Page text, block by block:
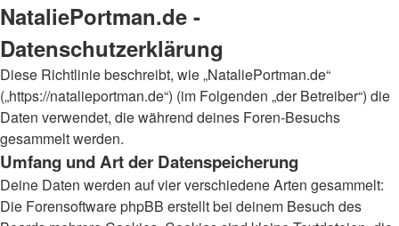
NataliePortman.de -
Datenschutzerklärung
Diese Richtlinie beschreibt, wie „NataliePortman.de“
(„https://natalieportman.de“) (im Folgenden „der Betreiber“) die
Daten verwendet, die während deines Foren-Besuchs
gesammelt werden.
Umfang und Art der Datenspeicherung
Deine Daten werden auf vier verschiedene Arten gesammelt:
Die Forensoftware phpBB erstellt bei deinem Besuch des